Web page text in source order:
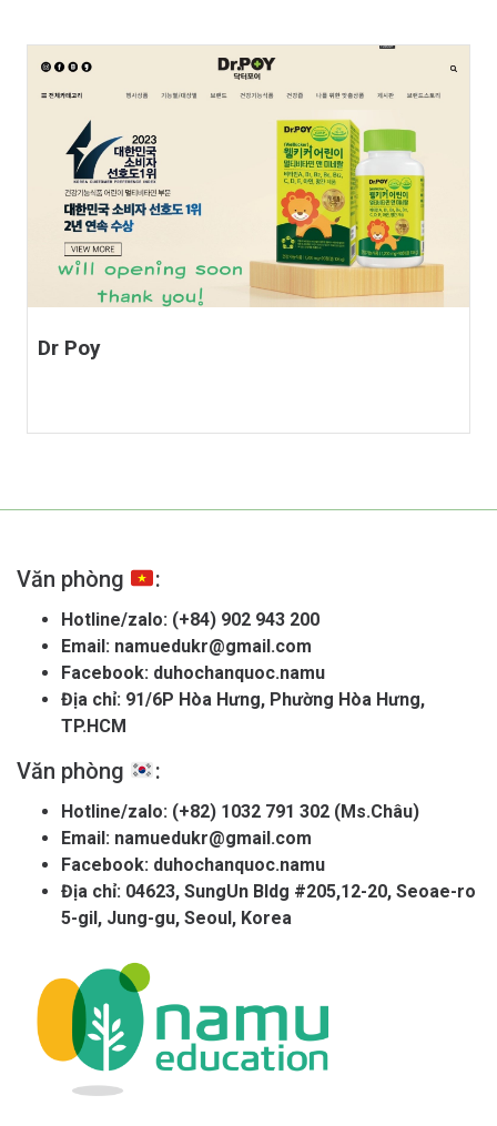
Dr Poy
Văn phòng :
Hotline/zalo: (+84) 902 943 200
Email: namuedukr@gmail.com
Facebook: duhochanquoc.namu
Địa chỉ: 91/6P Hòa Hưng, Phường Hòa Hưng,
TP.HCM
Văn phòng :
Hotline/zalo: (+82) 1032 791 302 (Ms.Châu)
Email: namuedukr@gmail.com
Facebook: duhochanquoc.namu
Địa chỉ: 04623, SungUn Bldg #205,12-20, Seoae-ro
5-gil, Jung-gu, Seoul, Korea